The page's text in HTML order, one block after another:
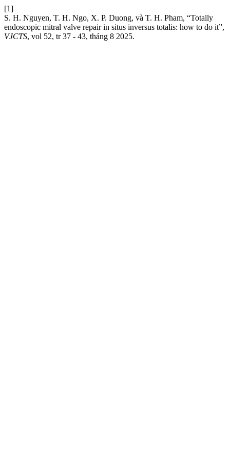
[1]
S. H. Nguyen, T. H. Ngo, X. P. Duong, và T. H. Pham, “Totally
endoscopic mitral valve repair in situs inversus totalis: how to do it”,
VJCTS, vol 52, tr 37 - 43, tháng 8 2025.